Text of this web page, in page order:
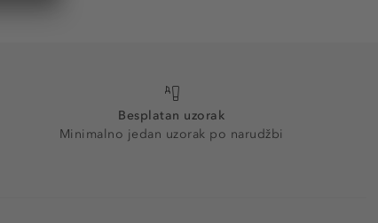
Besplatan uzorak
Minimalno jedan uzorak po narudžbi